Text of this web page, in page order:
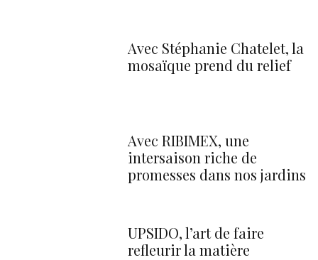
Avec Stéphanie Chatelet, la
mosaïque prend du relief
Avec RIBIMEX, une
intersaison riche de
promesses dans nos jardins
UPSIDO, l’art de faire
refleurir la matière